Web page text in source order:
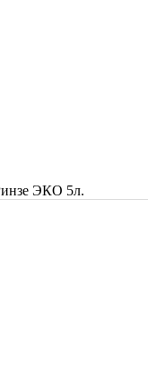
ЭКО 5л.